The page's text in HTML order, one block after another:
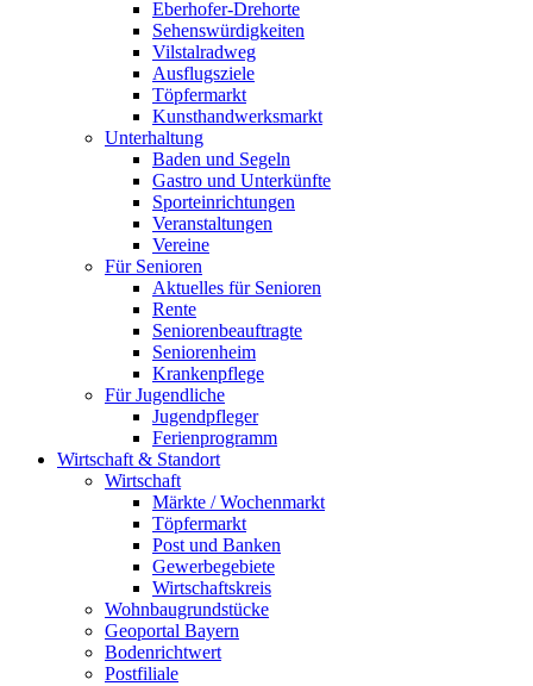
Eberhofer-Drehorte
Sehenswürdigkeiten
Vilstalradweg
Ausflugsziele
Töpfermarkt
Kunsthandwerksmarkt
Unterhaltung
Baden und Segeln
Gastro und Unterkünfte
Sporteinrichtungen
Veranstaltungen
Vereine
Für Senioren
Aktuelles für Senioren
Rente
Seniorenbeauftragte
Seniorenheim
Krankenpflege
Für Jugendliche
Jugendpfleger
Ferienprogramm
Wirtschaft & Standort
Wirtschaft
Märkte / Wochenmarkt
Töpfermarkt
Post und Banken
Gewerbegebiete
Wirtschaftskreis
Wohnbaugrundstücke
Geoportal Bayern
Bodenrichtwert
Postfiliale